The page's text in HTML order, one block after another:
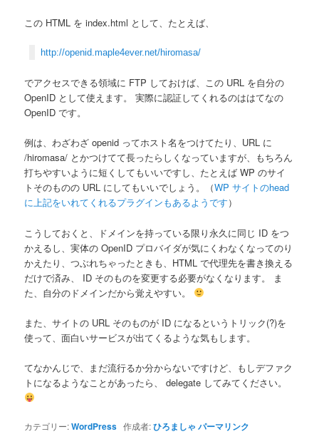
この HTML を index.html として、たとえば、
http://openid.maple4ever.net/hiromasa/
でアクセスできる領域に FTP しておけば、この URL を自分の
OpenID として使えます。 実際に認証してくれるのははてなの
OpenID です。
例は、わざわざ openid ってホスト名をつけてたり、URL に
/hiromasa/ とかつけてて長ったらしくなっていますが、もちろん
打ちやすいように短くしてもいいですし、たとえば WP のサイ
トそのものの URL にしてもいいでしょう。（WP サイトのhead
に上記をいれてくれるプラグインもあるようです）
こうしておくと、ドメインを持っている限り永久に同じ ID をつ
かえるし、実体の OpenID プロバイダが気にくわなくなってのり
かえたり、つぶれちゃったときも、HTML で代理先を書き換える
だけで済み、 ID そのものを変更する必要がなくなります。 ま
た、自分のドメインだから覚えやすい。
また、サイトの URL そのものが ID になるというトリック(?)を
使って、面白いサービスが出てくるような気もします。
てなかんじで、まだ流行るか分からないですけど、もしデファク
トになるようなことがあったら、 delegate してみてください。
カテゴリー:WordPress 作成者:ひろましゃ パーマリンク